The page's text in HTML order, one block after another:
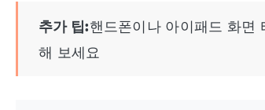
추가 팁:핸드폰이나 아이패드 화면
해 보세요